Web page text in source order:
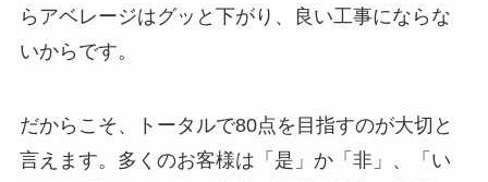
らアベレージはグッと下がり、良い工事にならな
いからです。
だからこそ、トータルで80点を目指すのが大切と
言えます。多くのお客様は「是」か「非」、「い